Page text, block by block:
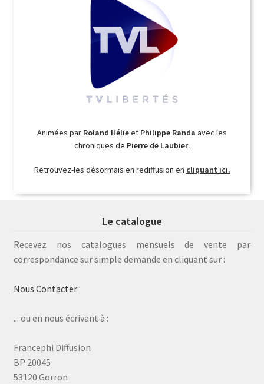
Animées par Roland Hélieet Philippe Randa avec les
chroniques de Pierre de Laubier.
Retrouvez-les désormais en rediffusion en cliquant ici.
Le catalogue
Recevez nos catalogues mensuels de vente par
correspondance sur simple demande en cliquant sur :
Nous Contacter
... ou en nous écrivant à :
Francephi Diffusion
BP 20045
53120 Gorron